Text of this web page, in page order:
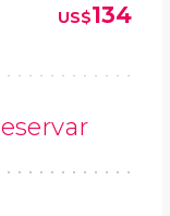
US$134